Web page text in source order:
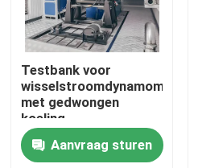
Thuis
Producten
Over Ons
Testbank voor
wisselstroomdynamometer
met gedwongen
koeling
Aanvraag sturen